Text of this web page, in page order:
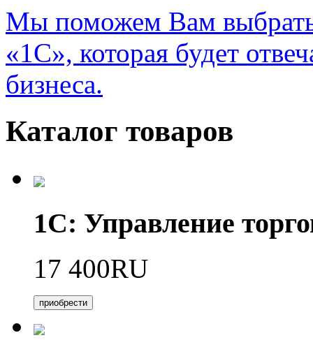
Мы поможем Вам
«1С», которая будет
бизнеса.
Каталог товаров
1С: Управление
17 400RU
приобрести